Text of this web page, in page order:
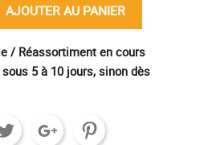
AJOUTER AU PANIER
/ Réassortiment en cours
5 à 10 jours, sinon dès